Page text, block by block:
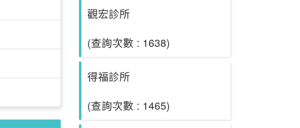
觀宏診所
(查詢次數 : 1638)
得福診所
(查詢次數 : 1465)